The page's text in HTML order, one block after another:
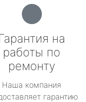
на
работы по
ремонту
Наша компания
гарантию